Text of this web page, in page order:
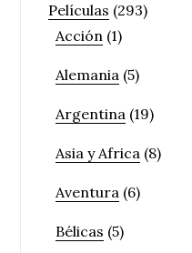
Películas (293)
Acción (1)
Alemania (5)
Argentina (19)
Asia y Africa (8)
Aventura (6)
Bélicas (5)